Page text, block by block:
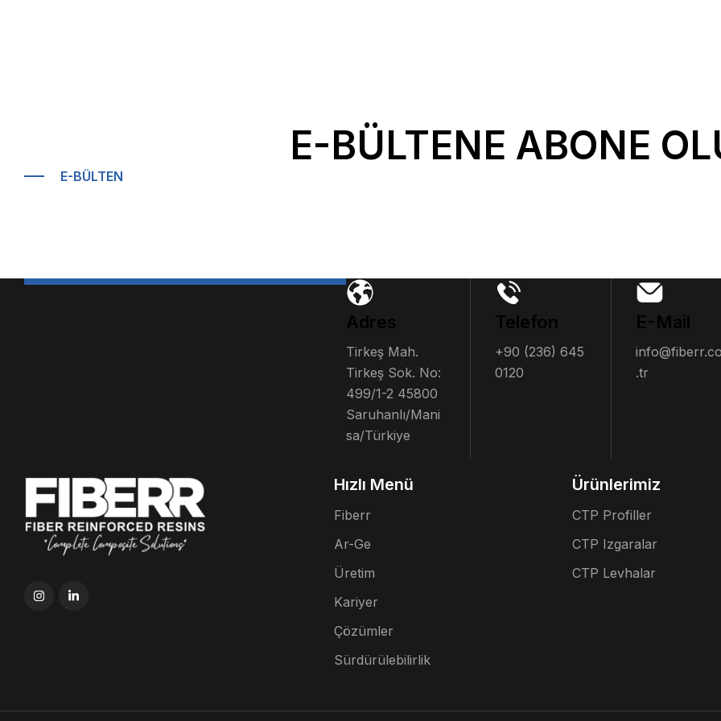
E-BÜLTEN
E-BÜLTENE ABONE
Adres
Tirkeş Mah.
Tirkeş Sok. No:
499/1-2 45800
Saruhanlı/Mani
sa/Türkiye
Telefon
+90 (236) 645
0120
E-Mail
.tr
Hızlı Menü
Fiberr
Ar-Ge
Üretim
Kariyer
Çözümler
Sürdürülebilirlik
Ürünlerimiz
CTP Profiller
CTP Izgaralar
CTP Levhalar